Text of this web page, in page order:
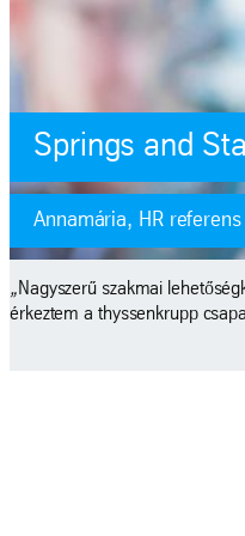
Springs and
József, gépkezelő
„A németországi betanulás